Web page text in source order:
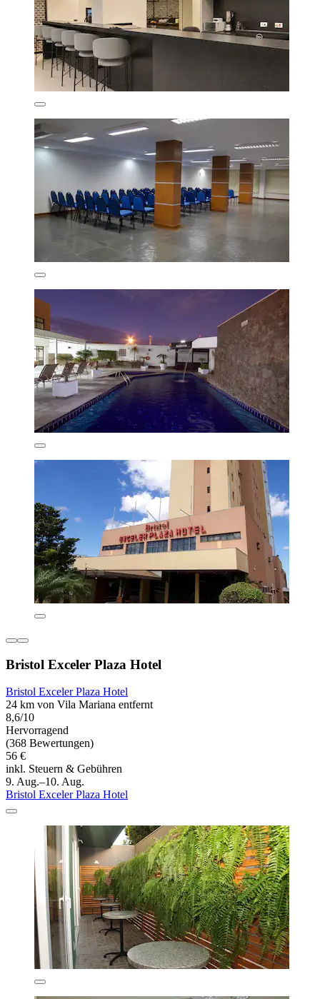
Bristol Exceler Plaza Hotel
Bristol Exceler Plaza Hotel
24 km von Vila Mariana entfernt
8,6/10
Hervorragend
(368 Bewertungen)
56 €
inkl. Steuern & Gebühren
9. Aug.–10. Aug.
Bristol Exceler Plaza Hotel